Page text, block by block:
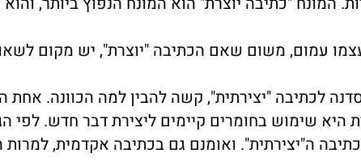
עמום, משום שאם הכתיבה "יוצרת", יש מקום
לכתיבה "יצירתית", קשה להבין למה הכוונה. אחת
היא שימוש בחומרים קיימים ליצירת דבר חדש. לפי
ה"יצירתית". ואומנם גם בכתיבה אקדמית,